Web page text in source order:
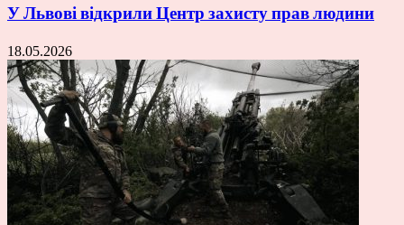
У Львові відкрили Центр захисту прав людини
18.05.2026